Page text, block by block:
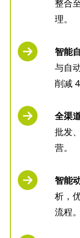
整合
理。
智能
与自
削减
全渠
批发
营。
智能
析，
流程。